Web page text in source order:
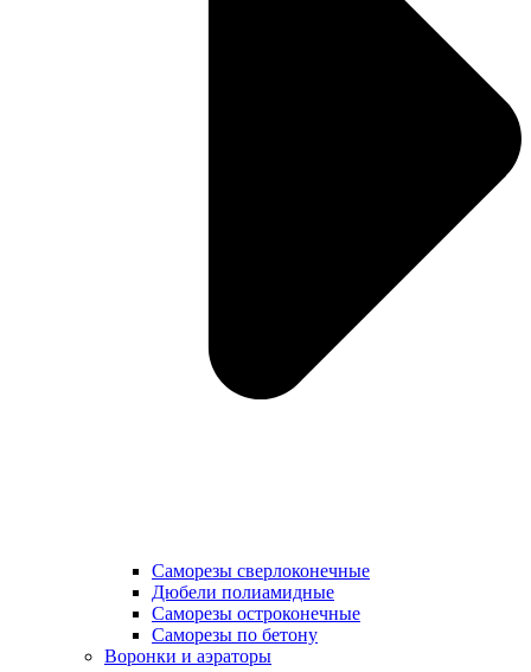
Саморезы сверлоконечные
Дюбели полиамидные
Саморезы остроконечные
Саморезы по бетону
Воронки и аэраторы